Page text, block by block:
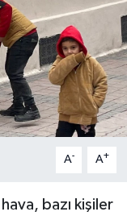
A- A+
bazı kişiler